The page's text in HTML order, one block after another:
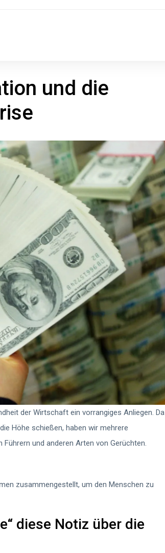
und die
der Wirtschaft ein vorrangiges Anliegen. Da
Höhe schießen, haben wir mehrere
und anderen Arten von Gerüchten.
zusammengestellt, um den Menschen zu
diese Notiz über die